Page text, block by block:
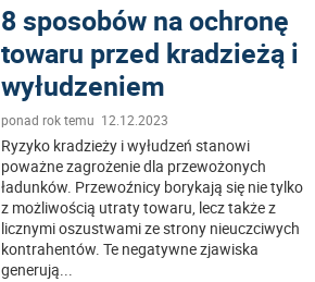
8 sposobów na ochronę
towaru przed kradzieżą i
wyłudzeniem
ponad rok temu 12.12.2023
Ryzyko kradzieży i wyłudzeń stanowi
poważne zagrożenie dla przewożonych
ładunków. Przewoźnicy borykają się nie tylko
z możliwością utraty towaru, lecz także z
licznymi oszustwami ze strony nieuczciwych
kontrahentów. Te negatywne zjawiska
generują...